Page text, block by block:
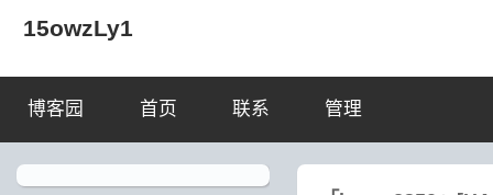
15owzLy1
博客园 首页 联系 管理